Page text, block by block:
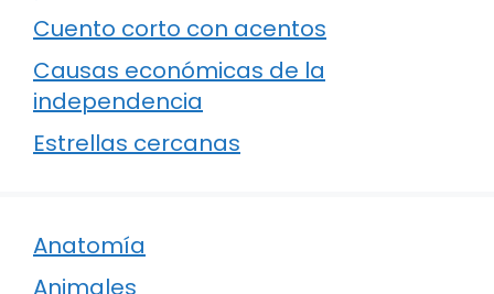
Cuento corto con acentos
Causas económicas de la
independencia
Estrellas cercanas
Anatomía
Animales